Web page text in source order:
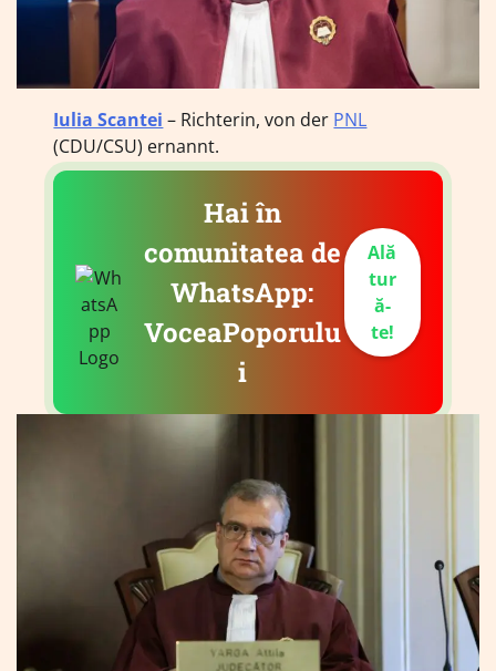
Iulia Scantei – Richterin, von der PNL
(CDU/CSU) ernannt.
Hai în
comunitatea de
WhatsApp:
VoceaPoporulu
i
Ală
tur
ă-
te!